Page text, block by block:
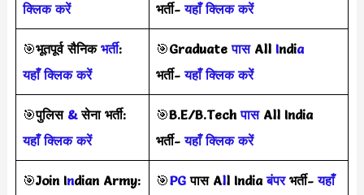
क्लिक करें
भर्ती- यहाँ क्लिक करें
🎯भूतपूर्व सैनिक भर्ती:
यहाँ क्लिक करें
🎯GraduateपासAll India
भर्ती- यहाँ क्लिक करें
🎯पुलिस &सेना भर्ती:
यहाँ क्लिक करें
🎯B.E/B.Techपास All India
भर्ती- यहाँ क्लिक करें
🎯Join Indian Army:
🎯PGपास All Indiaबंपरभर्ती- यहाँ